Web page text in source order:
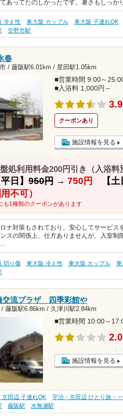
てあってたのしかったです。暑さもしっ
冷え性 東大阪 カップル 東大阪 子連れOK
交野市駅
春
/ 藤阪駅6.01km / 星田駅1.05km
■営業時間 9:00～
■入浴料 1,000円～
クーポンあり
施設情報を見る
処利用料金200円引き（入浴料
平日】950円→ 750円 【土
不可）
も1種類のクーポンがあります
ナ対策もされており、安心してサービ
スの関係上、仕方ありませんが、入室制
…
切り傷 東大阪 冷え性 東大阪 カップル
交流プラザ 四季彩館や
/ 藤阪駅6.86km / 久津川駅2.84km
■営業時間 10:00～
施設情報を見る
京田辺 子連れOK 宇治・京田辺 ひとり旅・
藤阪駅 水無瀬駅